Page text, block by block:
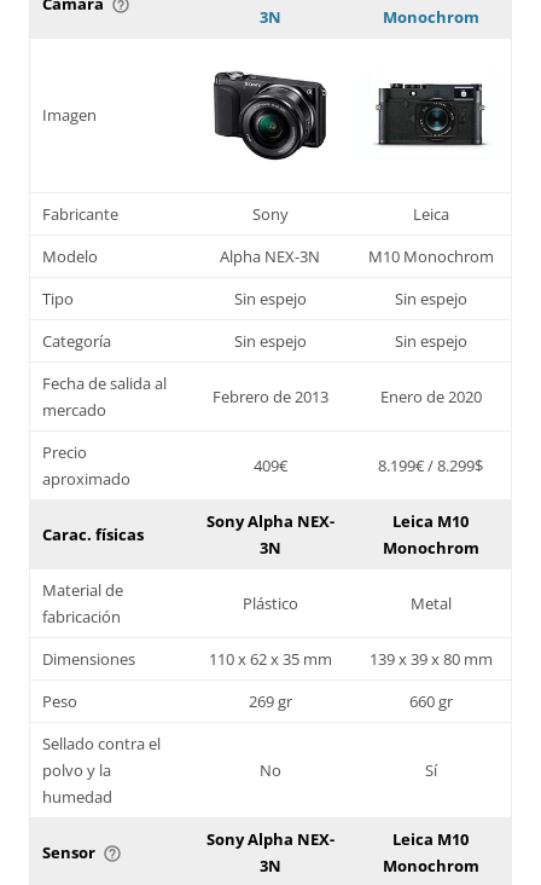
help_outline
3N
Monochrom
Imagen
Fabricante Sony
Leica
Modelo
Alpha NEX-3N
M10 Monochrom
Tipo
Sin espejo
Sin espejo
Categoría
Sin espejo
Sin espejo
Fecha de salida al
mercado
Febrero de 2013 Enero de 2020
Precio
aproximado
409€ 8.199€ / 8.299$
Carac. físicas
Sony Alpha NEX-
3N
Leica M10
Monochrom
Material de
fabricación
Plástico Metal
Dimensiones 110 x 62 x 35 mm
139 x 39 x 80 mm
Peso
269 gr
660 gr
Sellado contra el
polvo y la
humedad
No Sí
Sensor help_outline
Sony Alpha NEX-
3N
Leica M10
Monochrom